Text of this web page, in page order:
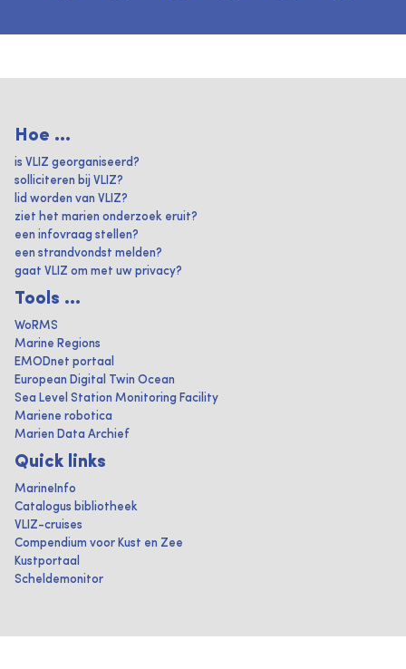
Hoe ...
is VLIZ georganiseerd?
solliciteren bij VLIZ?
lid worden van VLIZ?
ziet het marien onderzoek eruit?
een infovraag stellen?
een strandvondst melden?
gaat VLIZ om met uw privacy?
Tools ...
WoRMS
Marine Regions
EMODnet portaal
European Digital Twin Ocean
Sea Level Station Monitoring Facility
Mariene robotica
Marien Data Archief
Quick links
MarineInfo
Catalogus bibliotheek
VLIZ-cruises
Compendium voor Kust en Zee
Kustportaal
Scheldemonitor